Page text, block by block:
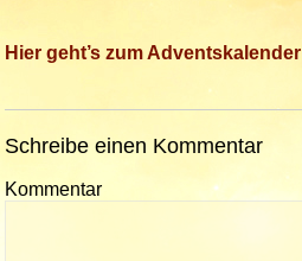
Hier geht’s zum Adventskalender
Schreibe einen Kommentar
Kommentar